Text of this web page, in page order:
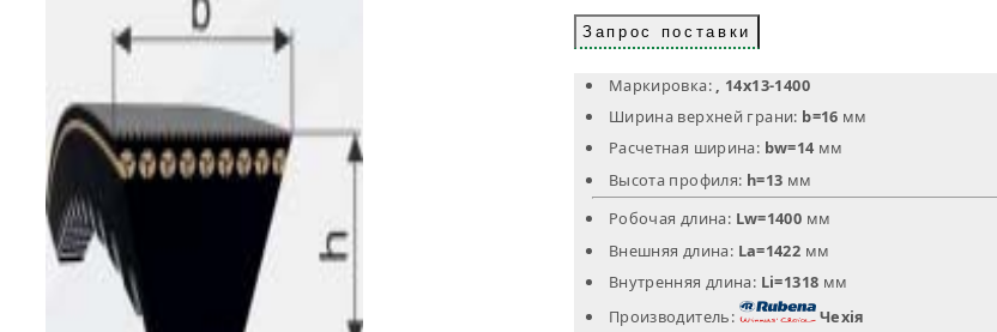
Запрос поставки
Маркировка:
, 14х13-1400
Ширина верхней грани: b=16 мм
Расчетная ширина: bw=14 мм
Высота профиля: h=13 мм
Робочая длина: Lw=1400 мм
Внешняя длина: La=1422 мм
Внутренняя длина: Li=1318 мм
Производитель:
Чехія